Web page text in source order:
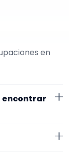
en
encontrar